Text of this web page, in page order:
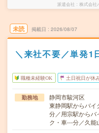
派遣会社 株式会社
未読 掲載日 2026/08/07
＼来社不要／単発1
職種未経験OK 土日祝日が休
勤務地
静岡市駿河区
東静岡駅からバイ
分／用宗駅からバ
ク・車---分／久